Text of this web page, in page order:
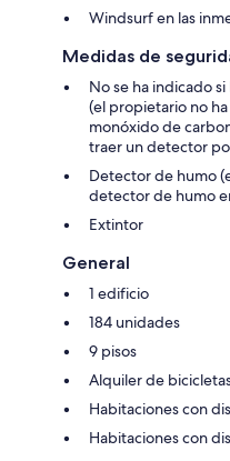
Windsurf en las
Medidas de
No se ha indicado
(el propietario no
monóxido de
traer un detector
Detector de humo
detector de humo
Extintor
General
1 edificio
184 unidades
9 pisos
Alquiler de
Habitaciones con
Habitaciones con